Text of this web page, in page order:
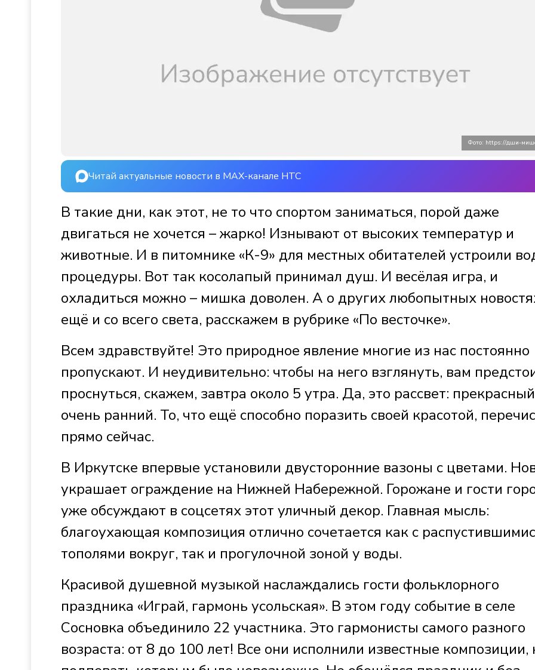
Фото: https://дши-
Читай актуальные новости в MAX-канале НТС
В такие дни, как этот, не то что спортом заниматься, порой даже
двигаться не хочется – жарко! Изнывают от высоких температур и
животные. И в питомнике «К-9» для местных обитателей устроили
процедуры. Вот так косолапый принимал душ. И весёлая игра, и
охладиться можно – мишка доволен. А о других любопытных
ещё и со всего света, расскажем в рубрике «По весточке».
Всем здравствуйте! Это природное явление многие из нас постоянно
пропускают. И неудивительно: чтобы на него взглянуть, вам
проснуться, скажем, завтра около 5 утра. Да, это рассвет:
очень ранний. То, что ещё способно поразить своей красотой,
прямо сейчас.
В Иркутске впервые установили двусторонние вазоны с цветами.
украшает ограждение на Нижней Набережной. Горожане и гости
уже обсуждают в соцсетях этот уличный декор. Главная мысль:
благоухающая композиция отлично сочетается как с
тополями вокруг, так и прогулочной зоной у воды.
Красивой душевной музыкой наслаждались гости фольклорного
праздника «Играй, гармонь усольская». В этом году событие в селе
Сосновка объединило 22 участника. Это гармонисты самого разного
возраста: от 8 до 100 лет! Все они исполнили известные композиции,